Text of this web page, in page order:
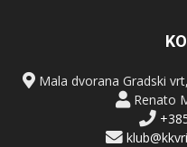
Mala dvorana Gradski
Renato